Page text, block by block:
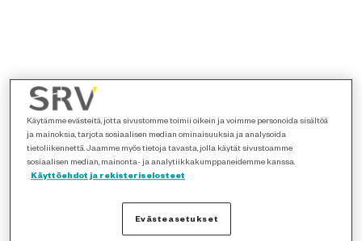
Käytämme evästeitä, jotta sivustomme toimii oikein ja voimme personoida sisältöä
ja mainoksia, tarjota sosiaalisen median ominaisuuksia ja analysoida
tietoliikennettä. Jaamme myös tietoja tavasta, jolla käytät sivustoamme
sosiaalisen median, mainonta- ja analytiikkakumppaneidemme kanssa.
Käyttöehdot ja rekisteriselosteet
Evästeasetukset